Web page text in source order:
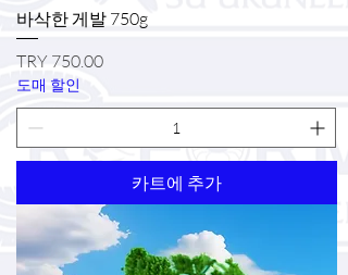
바삭한 게발 750g
가격
TRY 750.00
도매 할인
카트에 추가